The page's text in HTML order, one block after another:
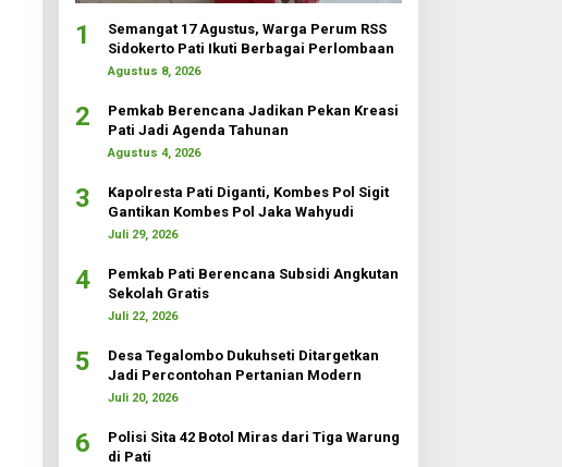
1
Semangat 17 Agustus, Warga Perum RSS
Sidokerto Pati Ikuti Berbagai Perlombaan
Agustus 8, 2026
2
Pemkab Berencana Jadikan Pekan Kreasi
Pati Jadi Agenda Tahunan
Agustus 4, 2026
3
Kapolresta Pati Diganti, Kombes Pol Sigit
Gantikan Kombes Pol Jaka Wahyudi
Juli 29, 2026
4
Pemkab Pati Berencana Subsidi Angkutan
Sekolah Gratis
Juli 22, 2026
5
Desa Tegalombo Dukuhseti Ditargetkan
Jadi Percontohan Pertanian Modern
Juli 20, 2026
6
Polisi Sita 42 Botol Miras dari Tiga Warung
di Pati